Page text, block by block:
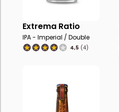
Extrema Ratio
IPA - Imperial / Double
4,5 (4)